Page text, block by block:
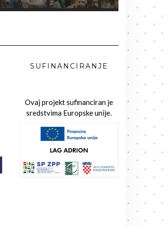
SUFINANCIRANJE
Ovaj projekt sufinanciran je
sredstvima Europske unije.